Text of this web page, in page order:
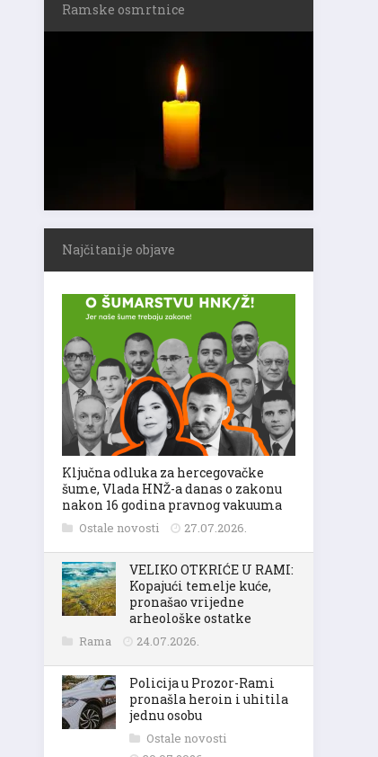
Ramske osmrtnice
Najčitanije objave
Ključna odluka za hercegovačke
šume, Vlada HNŽ-a danas o zakonu
nakon 16 godina pravnog vakuuma
Ostale novosti 27.07.2026.
VELIKO OTKRIĆE U RAMI:
Kopajući temelje kuće,
pronašao vrijedne
arheološke ostatke
Rama 24.07.2026.
Policija u Prozor-Rami
pronašla heroin i uhitila
jednu osobu
Ostale novosti